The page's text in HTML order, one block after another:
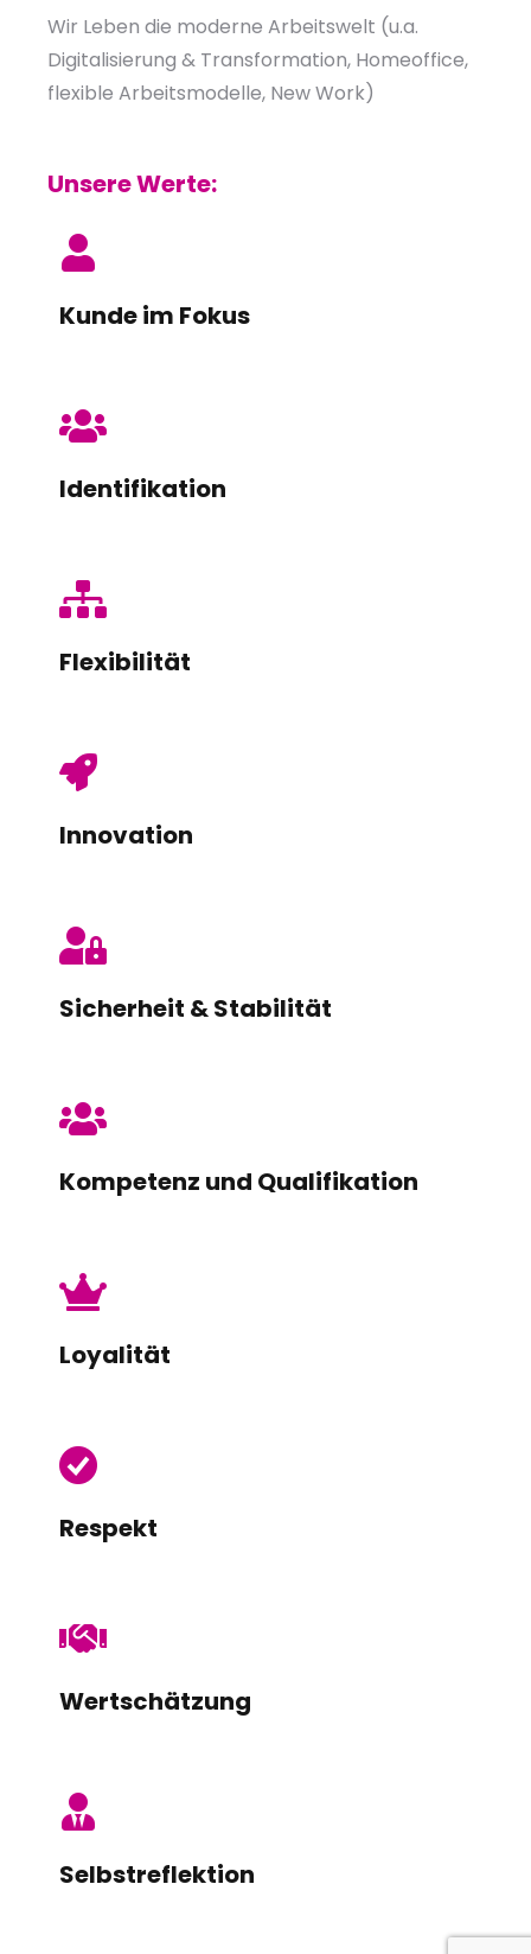
Wir Leben die moderne Arbeitswelt (u.a.
Digitalisierung & Transformation, Homeoffice,
flexible Arbeitsmodelle, New Work)
Unsere Werte:
Kunde im Fokus
Identifikation
Flexibilität
Innovation
Sicherheit & Stabilität
Kompetenz und Qualifikation
Loyalität
Respekt
Wertschätzung
Selbstreflektion